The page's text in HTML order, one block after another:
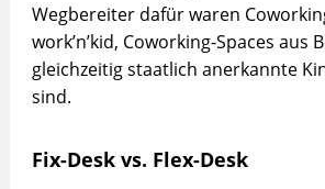
Wegbereiter dafür waren
work’n’kid, Coworking-Spaces aus
gleichzeitig staatlich anerkannte
sind.
Fix-Desk vs. Flex-Desk